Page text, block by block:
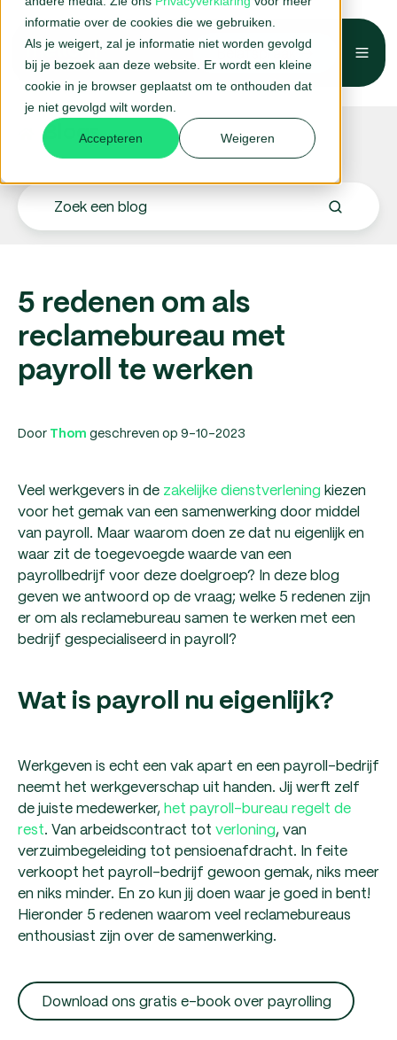
informatie over de cookies die we gebruiken.
Als je weigert, zal je informatie niet worden gevolgd
bij je bezoek aan deze website. Er wordt een kleine
cookie in je browser geplaatst om te onthouden dat
je niet gevolgd wilt worden.
Accepteren Weigeren
Belafspraak →
Blogs.
5 redenen om als
reclamebureau met
payroll te werken
Door Thom geschreven op 9-10-2023
Veel werkgevers in de zakelijke dienstverlening kiezen
voor het gemak van een samenwerking door middel
van payroll. Maar waarom doen ze dat nu eigenlijk en
waar zit de toegevoegde waarde van een
payrollbedrijf voor deze doelgroep? In deze blog
geven we antwoord op de vraag; welke 5 redenen zijn
er om als reclamebureau samen te werken met een
bedrijf gespecialiseerd in payroll?
Wat is payroll nu eigenlijk?
Werkgeven is echt een vak apart en een payroll-bedrijf
neemt het werkgeverschap uit handen. Jij werft zelf
de juiste medewerker,het payroll-bureau regelt de
rest. Van arbeidscontract tot verloning, van
verzuimbegeleiding tot pensioenafdracht. In feite
verkoopt het payroll-bedrijf gewoon gemak, niks meer
en niks minder. En zo kun jij doen waar je goed in bent!
Hieronder 5 redenen waarom veel reclamebureaus
enthousiast zijn over de samenwerking.
Download ons gratis e-book over payrolling